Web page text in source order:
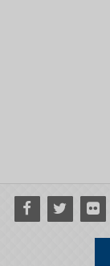
Facebook
Twitter Flickr